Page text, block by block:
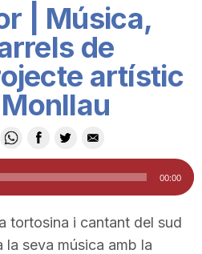
| Música,
de
artístic
00:00
tortosina i cantant del sud
seva música amb la